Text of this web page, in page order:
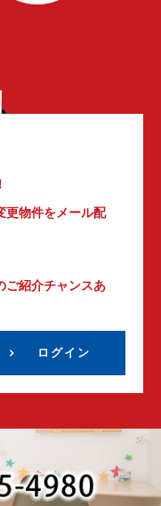
更物件をメール配
ご紹介チャンスあ
ログイン